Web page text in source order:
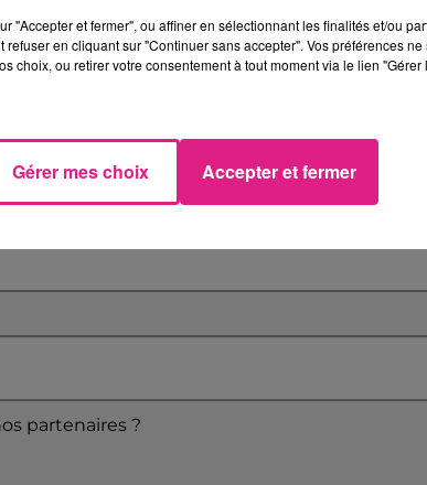
partenaires ?
"Accepter et fermer", ou affiner en sélectionnant les finalités et/ou
refuser en cliquant sur "Continuer sans accepter". Vos préférences
choix, ou retirer votre consentement à tout moment via le lien
Gérer mes choix Accepter et fermer